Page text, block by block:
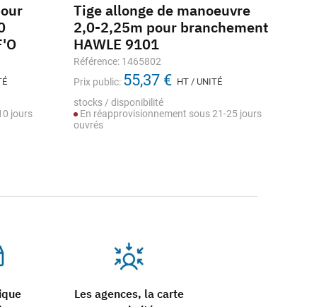
Les agences, la carte
jours
Tige allonge de manoeuvre
2,0-2,25m pour branchement
HAWLE 9101
Référence: 1465802
Prix public: 55,37 € HT / UNITÉ
stocks / disponibilité
En réapprovisionnement sous 21-25 jours
ouvrés